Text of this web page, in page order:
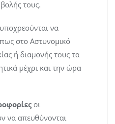
τους.
να
στo Αστυνομικό
ή διαμονής τους τα
μέχρι και την ώρα
οι
να απευθύνονται